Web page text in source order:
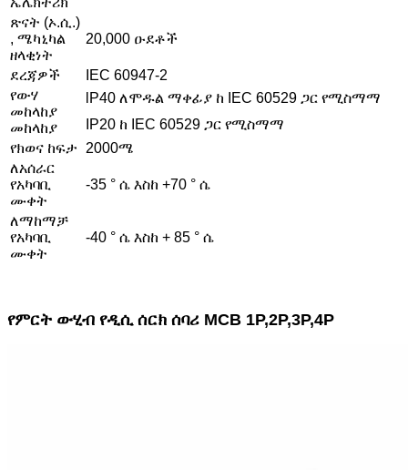
ጽናት (ኦ.ሲ.)
, ሜካኒካል
ዘላቂነት
20,000 ዑደቶች
ደረጃዎች
IEC 60947-2
የውሃ
መከላከያ
መከላከያ
lP40 ለሞዱል ማቀፊያ ከ IEC 60529 ጋር የሚስማማ
IP20 ከ IEC 60529 ጋር የሚስማማ
የክወና ከፍታ
2000ሜ
ለአሰራር
የአካባቢ
ሙቀት
-35 ° ሴ እስከ +70 ° ሴ
ለማከማቻ
የአካባቢ
ሙቀት
-40 ° ሴ እስከ + 85 ° ሴ
የምርት ውሂብ የዲሲ ሰርክ ሰባሪ MCB 1P,2P,3P,4P